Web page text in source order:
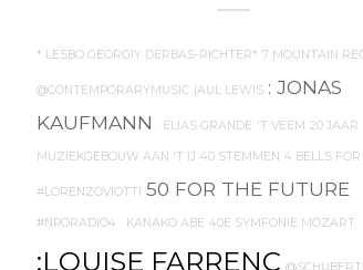
* LESBO GEORGIY DERBAS-RICHTER* 7 MOUNTAIN
@CONTEMPORARYMUSIC {AUL LEWIS : JONAS
KAUFMANN
. ELIAS GRANDE 'T VEEM 20 JAAR
MUZIEKGEBOUW AAN 'T IJ 40 STEMMEN 4 BELLS
#LORENZOVIOTTI 50 FOR THE FUTURE
#NPORADIO4 . KANAKO ABE 40E SYMFONIE MOZART
:LOUISE FARRENC